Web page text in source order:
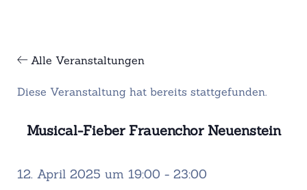
Alle Veranstaltungen
Diese Veranstaltung hat bereits stattgefunden.
Musical-Fieber Frauenchor Neuenstein
12. April 2025 um 19:00 - 23:00